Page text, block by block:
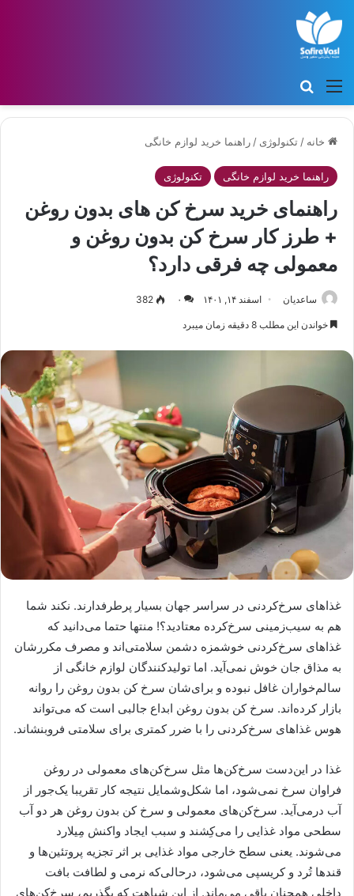
منو
خانه / تکنولوژی / راهنما خرید لوازم خانگی
راهنما خرید لوازم خانگی تکنولوژی
راهنمای خرید سرخ کن های بدون روغن
+ طرز کار سرخ کن بدون روغن و
معمولی چه فرقی دارد؟
ساعدیان اسفند ۱۴, ۱۴۰۱ ۰ 382
خواندن این مطلب 8 دقیقه زمان میبرد
غذاهای سرخ‌کردنی در سراسر جهان بسیار پرطرفدارند. نکند شما
هم به سیب‌زمینی سرخ‌کرده معتادید؟! منتها حتما می‌دانید که
غذاهای سرخ‌کردنی خوشمزه دشمن سلامتی‌اند و مصرف مکررشان
به مذاق جان‌ خوش نمی‌آید. اما تولیدکنندگان لوازم خانگی از
سالم‌خواران غافل نبوده‌ و برای‌شان سرخ کن بدون روغن را روانه
بازار کرده‌اند. سرخ‌ کن بدون روغن ابداع جالبی است که می‌تواند
هوس غذاهای سرخ‌کردنی را با ضرر کمتری برای سلامتی فروبنشاند.
غذا در این‌دست سرخ‌کن‌ها مثل سرخ‌کن‌های معمولی در روغن
فراوان سرخ نمی‌شود، اما شکل‌وشمایل نتیجه کار تقریبا یک‌جور از
آب درمی‌آید. سرخ‌کن‌های معمولی و سرخ کن بدون روغن هر دو آب
سطحی مواد غذایی را می‌کِشند و سبب ایجاد واکنش مِیلارد
می‌شوند. یعنی سطح خارجی مواد غذایی بر اثر تجزیه پروتئین‌ها و
قندها تُرد و کریسپی‌ می‌شود، درحالی‌که نرمی و لطافت بافت
داخلی همچنان باقی می‌ماند. از این شباهت که بگذریم، سرخ‌کن‌های